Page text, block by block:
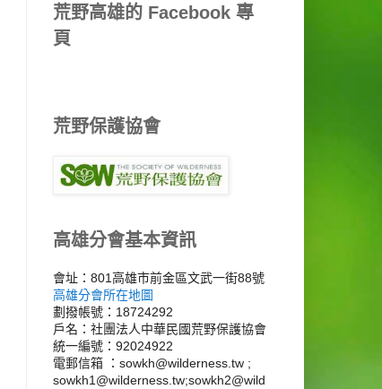
荒野高雄的 Facebook 專
頁
荒野保護協會
高雄分會基本資訊
會址：801高雄市前金區文武一街88號
高雄分會所在地圖
劃撥帳號：18724292
戶名：社團法人中華民國荒野保護協會
統一編號：92024922
電郵信箱 ：sowkh@wilderness.tw ;
sowkh1@wilderness.tw;sowkh2@wild